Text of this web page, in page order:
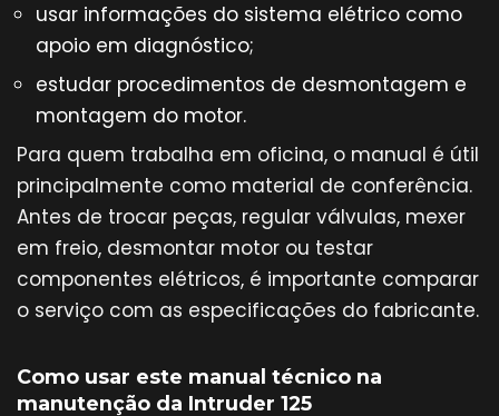
usar informações do sistema elétrico como
apoio em diagnóstico;
estudar procedimentos de desmontagem e
montagem do motor.
Para quem trabalha em oficina, o manual é útil
principalmente como material de conferência.
Antes de trocar peças, regular válvulas, mexer
em freio, desmontar motor ou testar
componentes elétricos, é importante comparar
o serviço com as especificações do fabricante.
Como usar este manual técnico na
manutenção da Intruder 125